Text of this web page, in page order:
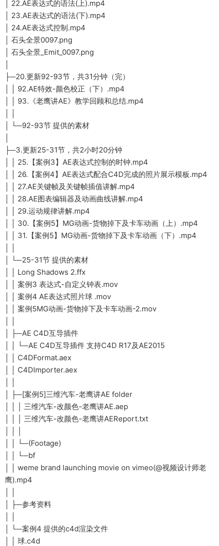
│ 22.AE表达式的语法(上).mp4
│ 23.AE表达式的语法(下).mp4
│ 24.AE表达式控制.mp4
│ 石头全景0097.png
│ 石头全景_Emit_0097.png
├─20.更新92-93节，共31分钟（完）
│ │ 92.AE特效-颜色校正（下）.mp4
│ │ 93.《老鹰讲AE》教学回顾和总结.mp4
│ └─92-93节 提供的素材
├─3.更新25-31节，共2小时20分钟
│ │ 25.【案例3】AE表达式控制的时钟.mp4
│ │ 26.【案例4】AE表达式配合C4D完成的照片展示模板.mp4
│ │ 27.AE关键帧及关键帧插值讲解.mp4
│ │ 28.AE图表编辑器及动画曲线讲解.mp4
│ │ 29.运动规律讲解.mp4
│ │ 30.【案例5】MG动画-货物掉下及卡车动画（上）.mp4
│ │ 31.【案例5】MG动画-货物掉下及卡车动画（下）.mp4
│ └─25-31节 提供的素材
│ │ Long Shadows 2.ffx
│ │ 案例3 表达式-自定义钟表.mov
│ │ 案例4 AE表达式照片球 .mov
│ │ 案例5MG动画-货物掉下及卡车动画-2.mov
│ ├─AE C4D互导插件
│ │ └─AE C4D互导插件 支持C4D R17及AE2015
│ │ C4DFormat.aex
│ │ C4DImporter.aex
│ ├─[案例5]三维汽车-老鹰讲AE folder
│ │ │ 三维汽车-改颜色-老鹰讲AE.aep
│ │ │ 三维汽车-改颜色-老鹰讲AEReport.txt
│ │ └─(Footage)
│ │ └─bf
│ │ weme brand launching movie on vimeo(@视频设计师老
鹰).mp4
│ ├─参考资料
│ └─案例4 提供的c4d渲染文件
│ │ 球.c4d